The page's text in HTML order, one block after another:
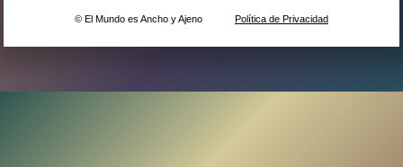
© El Mundo es Ancho y Ajeno Política de Privacidad